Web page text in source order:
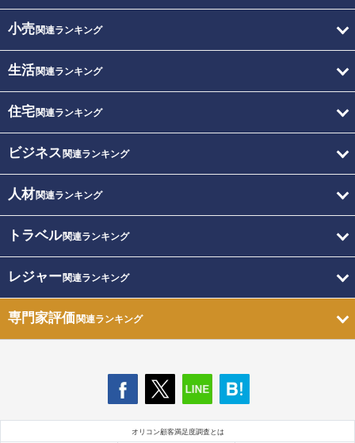
小売関連ランキング
生活関連ランキング
住宅関連ランキング
ビジネス 関連ランキング
人材関連ランキング
トラベル関連ランキング
レジャー関連ランキング
専門家評価関連ランキング
オリコン顧客満足度調査とは